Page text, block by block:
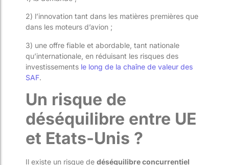
2) l’innovation tant dans les matières premières que
dans les moteurs d’avion ;
3) une offre fiable et abordable, tant nationale
qu’internationale, en réduisant les risques des
investissements le long de la chaîne de valeur des
SAF​​.
Un risque de
déséquilibre entre UE
et Etats-Unis ?
Il existe un risque de déséquilibre concurrentiel